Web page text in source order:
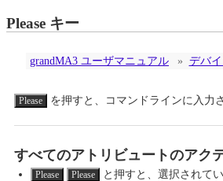
Please キー
grandMA3 ユーザマニュアル » デバ
Please を押すと、コマンドラインに入力
すべてのアトリビュートのアク
Please Please
と押すと、選択されて